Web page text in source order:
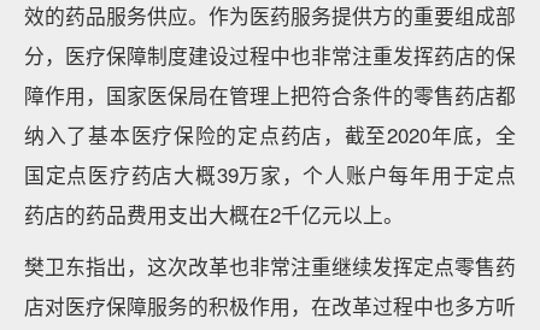
效的药品服务供应。作为医药服务提供方的重要组成部
分，医疗保障制度建设过程中也非常注重发挥药店的保
障作用，国家医保局在管理上把符合条件的零售药店都
纳入了基本医疗保险的定点药店，截至2020年底，全
国定点医疗药店大概39万家，个人账户每年用于定点
药店的药品费用支出大概在2千亿元以上。
樊卫东指出，这次改革也非常注重继续发挥定点零售药
店对医疗保障服务的积极作用，在改革过程中也多方听